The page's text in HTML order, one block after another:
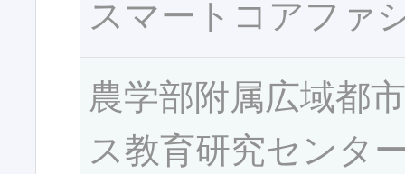
スマートコアファ
農学部附属広域都
ス教育研究センタ